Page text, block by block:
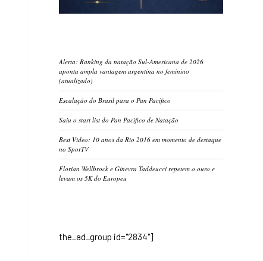
Alerta: Ranking da natação Sul-Americana de 2026
aponta ampla vantagem argentina no feminino
(atualizado)
Escalação do Brasil para o Pan Pacífico
Saiu o start list do Pan Pacifico de Natação
Best Video: 10 anos da Rio 2016 em momento de destaque
no SporTV
Florian Wellbrock e Ginevra Taddeucci repetem o ouro e
levam os 5K do Europeu
the_ad_group id="2834"]